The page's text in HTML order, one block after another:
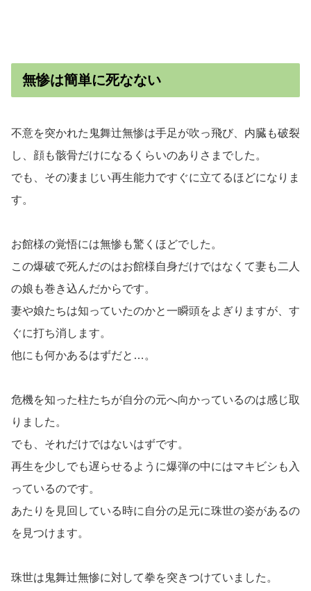
無惨は簡単に死なない
不意を突かれた鬼舞辻無惨は手足が吹っ飛び、内臓も破裂
し、顔も骸骨だけになるくらいのありさまでした。
でも、その凄まじい再生能力ですぐに立てるほどになりま
す。
お館様の覚悟には無惨も驚くほどでした。
この爆破で死んだのはお館様自身だけではなくて妻も二人
の娘も巻き込んだからです。
妻や娘たちは知っていたのかと一瞬頭をよぎりますが、す
ぐに打ち消します。
他にも何かあるはずだと…。
危機を知った柱たちが自分の元へ向かっているのは感じ取
りました。
でも、それだけではないはずです。
再生を少しでも遅らせるように爆弾の中にはマキビシも入
っているのです。
あたりを見回している時に自分の足元に珠世の姿があるの
を見つけます。
珠世は鬼舞辻無惨に対して拳を突きつけていました。